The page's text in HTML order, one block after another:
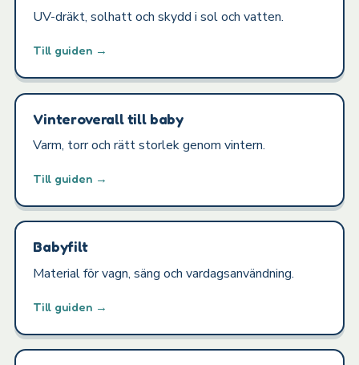
UV-dräkt, solhatt och skydd i sol och vatten.
Till guiden →
Vinteroverall till baby
Varm, torr och rätt storlek genom vintern.
Till guiden →
Babyfilt
Material för vagn, säng och vardagsanvändning.
Till guiden →